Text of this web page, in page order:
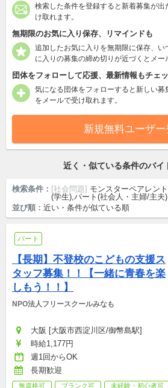
検索した条件を登録すると新着募集が出
け取れます。
無期限のお気に入り保存、リマインドも
追加したお気に入りを無期限に保存、
に入りの募集の締め切りが近づくとメー
団体をフォローして応援、最新情報もチェ
気になる団体をフォローすると新しい募
をメールで受け取れます。
新規無料ユーザー
近く・似ている条件のバイ
検索条件： [社会問題] モンスターペアレント
(学生),パート(社会人・主婦/主夫)
並び順： 近い・条件が似ている順
パート
【長期】不登校のこどもの支援ス
タッフ募集！！【一緒に青春を楽
しもう！！】
NPO法人フリースクールみなも
大阪 [大阪市西淀川区/御幣島駅]
時給1,177円
週1回からOK
長期歓迎
無資格可 ブランク可 未経験・初心者可